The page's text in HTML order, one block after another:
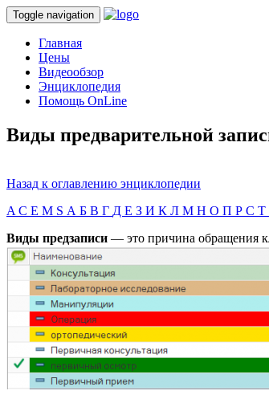
Toggle navigation
Главная
Цены
Видеообзор
Энциклопедия
Помощь OnLine
Виды предварительной
Назад к оглавлению энциклопедии
A C E M S А Б В Г Д Е З И К Л М Н О П Р С Т
Виды предзаписи — это причина обращения